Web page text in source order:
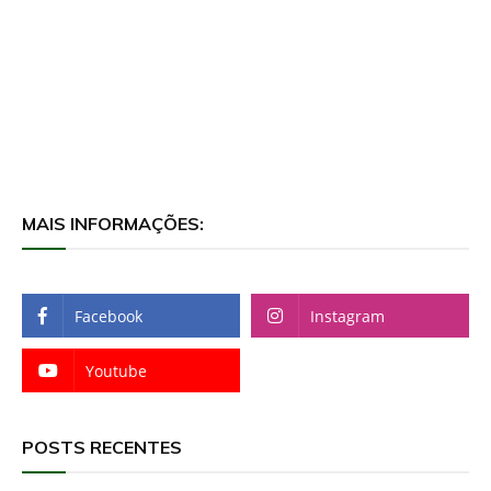
MAIS INFORMAÇÕES:
Facebook Instagram
Youtube
POSTS RECENTES